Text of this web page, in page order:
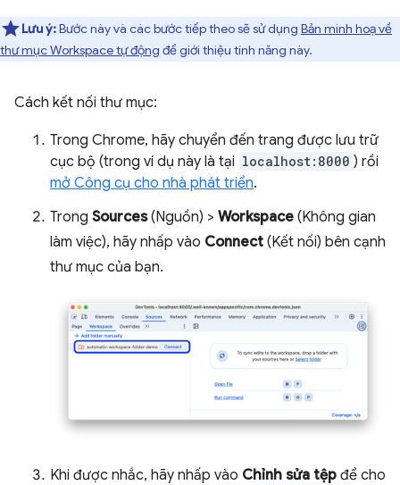
Lưu ý:Bước này và các bước tiếp theo sẽ sử dụng Bản minh hoạ về
thư mục Workspace tự động để giới thiệu tính năng này.
Cách kết nối thư mục:
Trong Chrome, hãy chuyển đến trang được lưu trữ
cục bộ (trong ví dụ này là tại localhost:8000 ) rồi
mở Công cụ cho nhà phát triển.
Trong Sources(Nguồn) > Workspace (Không gian
làm việc), hãy nhấp vào Connect (Kết nối) bên cạnh
thư mục của bạn.
Khi được nhắc, hãy nhấp vào Chỉnh sửa tệp để cho